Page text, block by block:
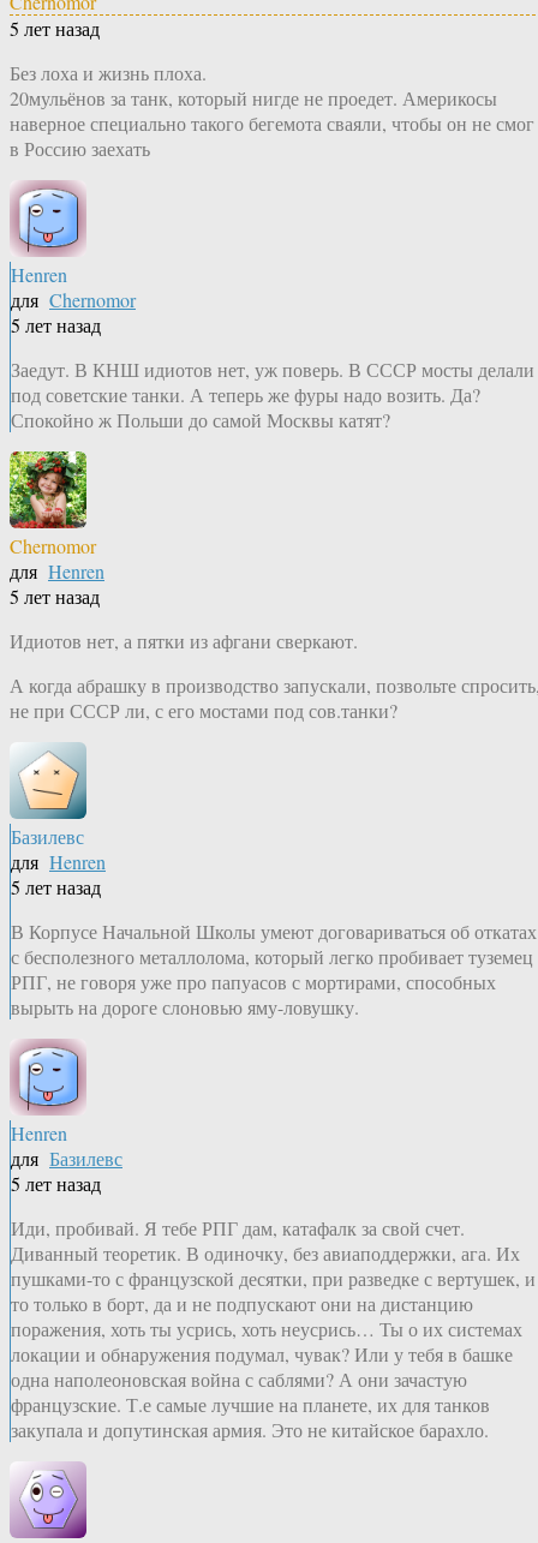
5 лет назад
Без лоха и жизнь плоха.
20мульёнов за танк, который нигде не проедет. Америкосы
наверное специально такого бегемота сваяли, чтобы он не смог
в Россию заехать
Henren
для Chernomor
5 лет назад
Заедут. В КНШ идиотов нет, уж поверь. В СССР мосты делали
под советские танки. А теперь же фуры надо возить. Да?
Спокойно ж Польши до самой Москвы катят?
Chernomor
для Henren
5 лет назад
Идиотов нет, а пятки из афгани сверкают.
А когда абрашку в производство запускали, позвольте
не при СССР ли, с его мостами под сов.танки?
Базилевс
для Henren
5 лет назад
В Корпусе Начальной Школы умеют договариваться об откатах
с бесполезного металлолома, который легко пробивает туземец
РПГ, не говоря уже про папуасов с мортирами, способных
вырыть на дороге слоновью яму-ловушку.
Henren
для Базилевс
5 лет назад
Иди, пробивай. Я тебе РПГ дам, катафалк за свой счет.
Диванный теоретик. В одиночку, без авиаподдержки, ага. Их
пушками-то с французской десятки, при разведке с вертушек, и
то только в борт, да и не подпускают они на дистанцию
поражения, хоть ты усрись, хоть неусрись… Ты о их системах
локации и обнаружения подумал, чувак? Или у тебя в башке
одна наполеоновская война с саблями? А они зачастую
французские. Т.е самые лучшие на планете, их для танков
закупала и допутинская армия. Это не китайское барахло.